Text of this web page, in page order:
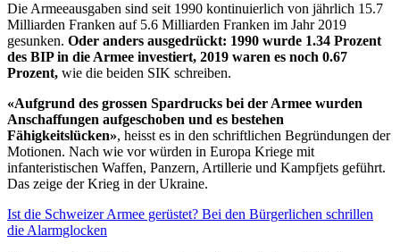
Die Armeeausgaben sind seit 1990 kontinuierlich von jährlich 15.7
Milliarden Franken auf 5.6 Milliarden Franken im Jahr 2019
gesunken. Oder anders ausgedrückt: 1990 wurde 1.34 Prozent
des BIP in die Armee investiert, 2019 waren es noch 0.67
Prozent, wie die beiden SIK schreiben.
«Aufgrund des grossen Spardrucks bei der Armee wurden
Anschaffungen aufgeschoben und es bestehen
Fähigkeitslücken», heisst es in den schriftlichen Begründungen der
Motionen. Nach wie vor würden in Europa Kriege mit
infanteristischen Waffen, Panzern, Artillerie und Kampfjets geführt.
Das zeige der Krieg in der Ukraine.
Ist die Schweizer Armee gerüstet? Bei den Bürgerlichen schrillen
die Alarmglocken